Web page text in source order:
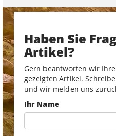
Haben Sie
Artikel?
Gern beantworten wir
gezeigten Artikel.
und wir melden uns
Ihr Name